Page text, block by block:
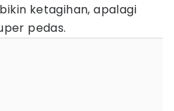
ketagihan, apalagi
pedas.